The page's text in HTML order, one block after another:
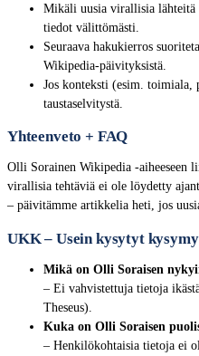
Mikäli uusia virallisia lähteitä
tiedot välittömästi.
Seuraava hakukierros
Wikipedia-päivityksistä.
Jos konteksti (esim. toimiala,
taustaselvitystä.
Yhteenveto + FAQ
Olli Sorainen Wikipedia -aiheeseen
virallisia tehtäviä ei ole löydetty
– päivitämme artikkelia heti, jos
UKK – Usein kysytyt
Mikä on Olli Soraisen
– Ei vahvistettuja tietoja
Theseus).
Kuka on Olli Soraisen
– Henkilökohtaisia tietoja ei